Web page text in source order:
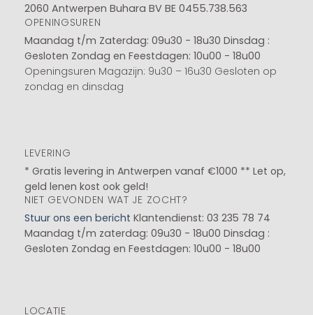
2060 Antwerpen Buhara BV BE 0455.738.563
OPENINGSUREN
Maandag t/m Zaterdag: 09u30 - 18u30 Dinsdag :
Gesloten Zondag en Feestdagen: 10u00 - 18u00
Openingsuren Magazijn: 9u30 – 16u30 Gesloten op
zondag en dinsdag
LEVERING
* Gratis levering in Antwerpen vanaf €1000 ** Let op,
geld lenen kost ook geld!
NIET GEVONDEN WAT JE ZOCHT?
Stuur ons een bericht Klantendienst: 03 235 78 74
Maandag t/m zaterdag: 09u30 - 18u00 Dinsdag :
Gesloten Zondag en Feestdagen: 10u00 - 18u00
LOCATIE